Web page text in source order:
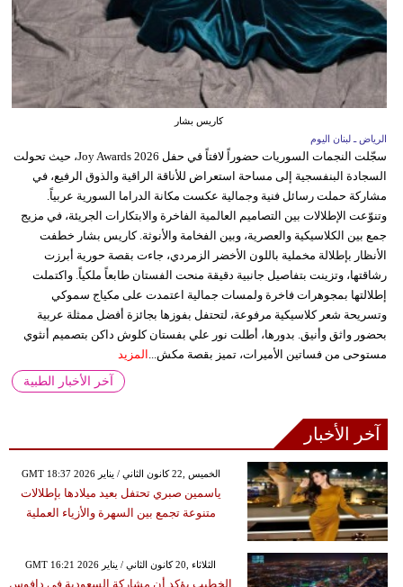
كاريس بشار
الرياض ـ لبنان اليوم
سجّلت النجمات السوريات حضوراً لافتاً في حفل Joy Awards 2026، حيث تحولت
السجادة البنفسجية إلى مساحة استعراض للأناقة الراقية والذوق الرفيع، في
مشاركة حملت رسائل فنية وجمالية عكست مكانة الدراما السورية عربياً.
وتنوّعت الإطلالات بين التصاميم العالمية الفاخرة والابتكارات الجريئة، في مزيج
جمع بين الكلاسيكية والعصرية، وبين الفخامة والأنوثة. كاريس بشار خطفت
الأنظار بإطلالة مخملية باللون الأخضر الزمردي، جاءت بقصة حورية أبرزت
رشاقتها، وتزينت بتفاصيل جانبية دقيقة منحت الفستان طابعاً ملكياً. واكتملت
إطلالتها بمجوهرات فاخرة ولمسات جمالية اعتمدت على مكياج سموكي
وتسريحة شعر كلاسيكية مرفوعة، لتحتفل بفوزها بجائزة أفضل ممثلة عربية
بحضور واثق وأنيق. بدورها، أطلت نور علي بفستان كلوش داكن بتصميم أنثوي
مستوحى من فساتين الأميرات، تميز بقصة مكش... المزيد
آخر الأخبار الطبية
آخر الأخبار
GMT 18:37 2026 الخميس ,22 كانون الثاني / يناير
ياسمين صبري تحتفل بعيد ميلادها بإطلالات
متنوعة تجمع بين السهرة والأزياء العملية
GMT 16:21 2026 الثلاثاء ,20 كانون الثاني / يناير
الخطيب يؤكد أن مشاركة السعودية في دافوس